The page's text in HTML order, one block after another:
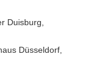
Duisburg,
Düsseldorf,